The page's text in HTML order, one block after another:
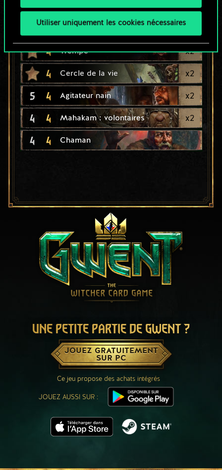
Utiliser uniquement les cookies nécessaires
4 5 Hamadryade x2
4 Caresse de dryade
4 Trempe x2
4 Cercle de la vie x2
5 4 Agitateur nain x2
4 4 Mahakam : volontaires x2
4 4 Chaman
UNE PETITE PARTIE DE GWENT ?
JOUEZ GRATUITEMENT
SUR PC
Ce jeu propose des achats intégrés
JOUEZ AUSSI SUR :